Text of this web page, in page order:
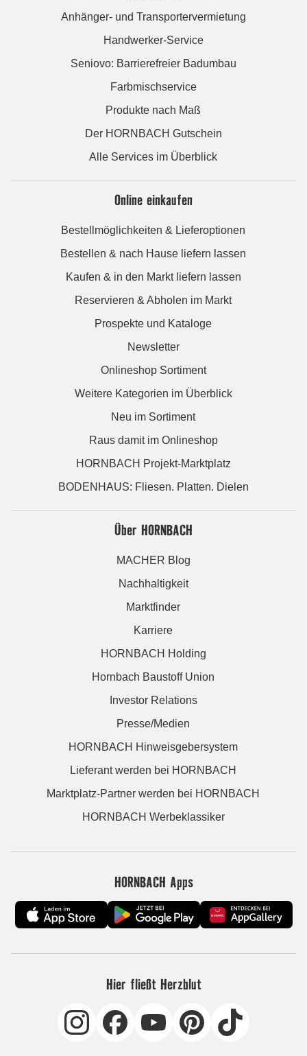
Anhänger- und Transportervermietung
Handwerker-Service
Seniovo: Barrierefreier Badumbau
Farbmischservice
Produkte nach Maß
Der HORNBACH Gutschein
Alle Services im Überblick
Online einkaufen
Bestellmöglichkeiten & Lieferoptionen
Bestellen & nach Hause liefern lassen
Kaufen & in den Markt liefern lassen
Reservieren & Abholen im Markt
Prospekte und Kataloge
Newsletter
Onlineshop Sortiment
Weitere Kategorien im Überblick
Neu im Sortiment
Raus damit im Onlineshop
HORNBACH Projekt-Marktplatz
BODENHAUS: Fliesen. Platten. Dielen
Über HORNBACH
MACHER Blog
Nachhaltigkeit
Marktfinder
Karriere
HORNBACH Holding
Hornbach Baustoff Union
Investor Relations
Presse/Medien
HORNBACH Hinweisgebersystem
Lieferant werden bei HORNBACH
Marktplatz-Partner werden bei HORNBACH
HORNBACH Werbeklassiker
HORNBACH Apps
Hier fließt Herzblut